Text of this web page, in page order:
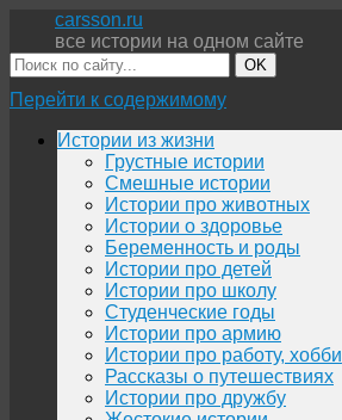
carsson.ru
все истории на одном сайте
OK
Перейти к содержимому
Истории из жизни
Грустные истории
Смешные истории
Истории про животных
Истории о здоровье
Беременность и роды
Истории про детей
Истории про школу
Студенческие годы
Истории про армию
Истории про работу, хобби
Рассказы о путешествиях
Истории про дружбу